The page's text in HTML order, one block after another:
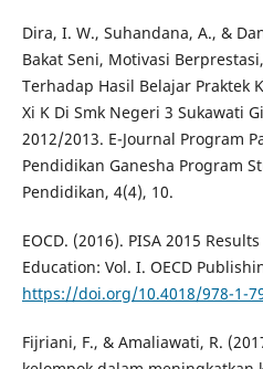
Dira, I. W., Suhandana, A., &
Bakat Seni, Motivasi
Terhadap Hasil Belajar Praktek
Xi K Di Smk Negeri 3 Sukawati
2012/2013. E-Journal Program
Pendidikan Ganesha Program
Pendidikan, 4(4), 10.
EOCD. (2016). PISA 2015
Education: Vol. I. OECD
https://doi.org/10.4018/978-1-
Fijriani, F., & Amaliawati, R.